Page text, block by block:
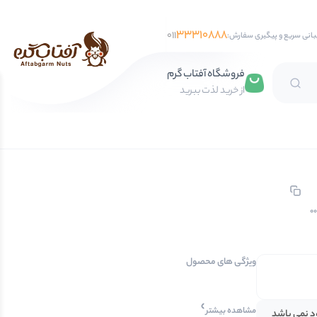
سریع و پیگیری سفارش: 01133310888
تخمه جابانی
فروشگاه آفتاب گرم
از خرید لذت ببرید
ویژگی های محصول
مشاهده بیشتر